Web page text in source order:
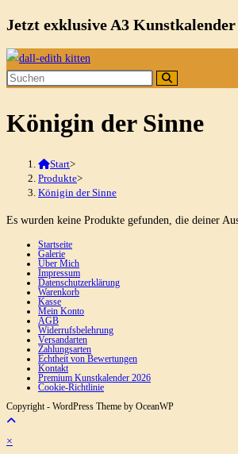
Zum
springen
Jetzt exklusive A3 Kunstkalender
Königin der Sinne
Start>
Produkte>
Königin der Sinne
Es wurden keine Produkte gefunden, die deiner
Startseite
Galerie
Über Mich
Impressum
Datenschutzerklärung
Warenkorb
Kasse
Mein Konto
AGB
Widerrufsbelehrung
Versandarten
Zahlungsarten
Echtheit von Bewertungen
Kontakt
Premium Kunstkalender 2026
Cookie-Richtlinie
Copyright - WordPress Theme by OceanWP
×